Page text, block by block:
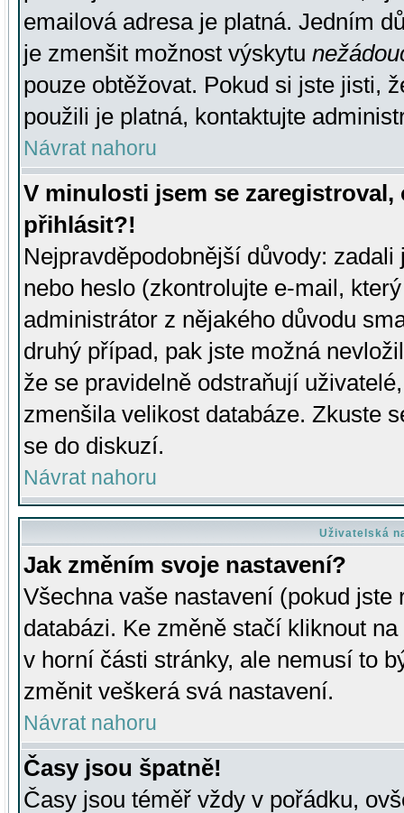
emailová adresa je platná. Jedním
je zmenšit možnost výskytu
pouze obtěžovat. Pokud si jste jisti,
použili je platná, kontaktujte
Návrat nahoru
V minulosti jsem se
přihlásit?!
Nejpravděpodobnější důvody:
nebo heslo (zkontrolujte e-mail,
administrátor z nějakého důvodu
druhý případ, pak jste možná
že se pravidelně odstraňují
zmenšila velikost databáze. Zkuste
se do diskuzí.
Návrat nahoru
Uživatelská
Jak změním svoje nastavení?
Všechna vaše nastavení (pokud
databázi. Ke změně stačí kliknout
v horní části stránky, ale nemusí to
změnit veškerá svá nastavení.
Návrat nahoru
Časy jsou špatně!
Časy jsou téměř vždy v pořádku,